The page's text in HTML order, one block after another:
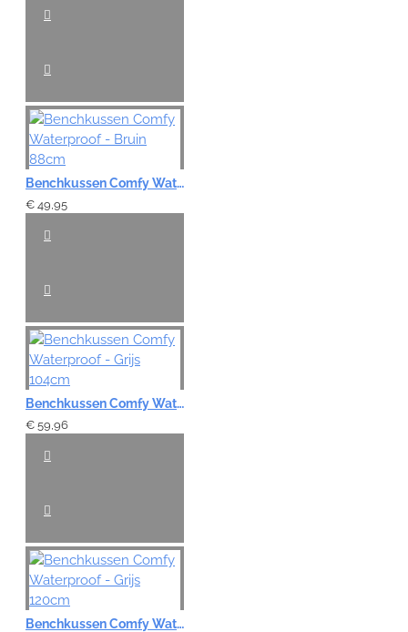
Benchkussen Comfy Waterproof - Bruin 88cm
€ 49,95
Benchkussen Comfy Waterproof - Grijs 104cm
€ 59,96
Benchkussen Comfy Waterproof - Grijs 120cm